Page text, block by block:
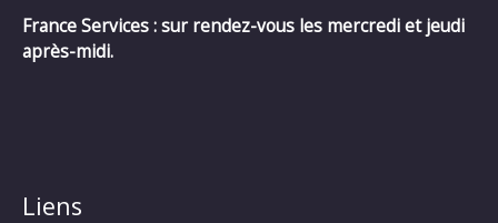
France Services : sur rendez-vous les mercredi et jeudi
après-midi.
Liens